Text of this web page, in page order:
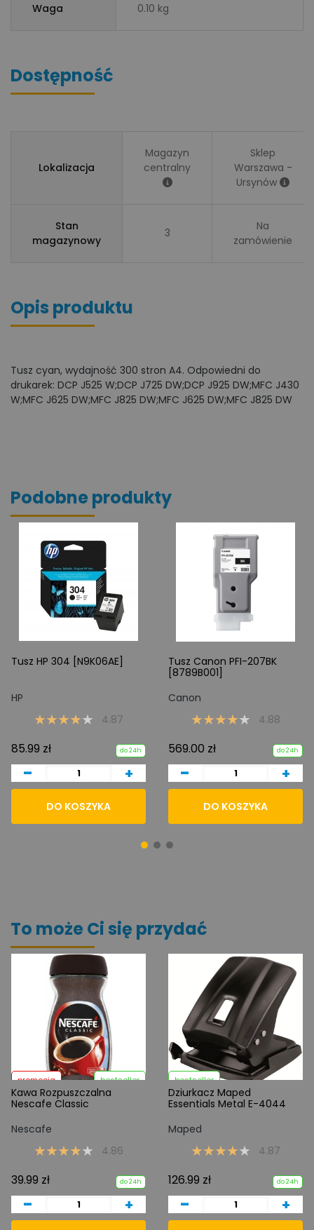
Waga 0.10 kg
Dostępność
Lokalizacja
Magazyn
centralny
Sklep
Warszawa -
Ursynów
Stan
magazynowy
3
Na
zamówienie
Opis produktu
Tusz cyan, wydajność 300 stron A4. Odpowiedni do
drukarek: DCP J525 W;DCP J725 DW;DCP J925 DW;MFC J430
W;MFC J625 DW;MFC J825 DW;MFC J625 DW;MFC J825 DW
Podobne produkty
Tusz HP 304 [N9K06AE]
HP
4.87
85.99 zł do 24h
- +
DO KOSZYKA
Tusz Canon PFI-207BK
[8789B001]
Canon
4.88
569.00 zł do 24h
- +
DO KOSZYKA
To może Ci się przydać
promocja bestseller
Kawa Rozpuszczalna
Nescafe Classic
Nescafe
4.86
39.99 zł do 24h
- +
bestseller
Dziurkacz Maped
Essentials Metal E-4044
Maped
4.87
126.99 zł do 24h
- +